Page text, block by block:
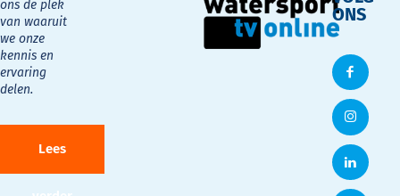
ons de plek
van waaruit
we onze
kennis en
ervaring
delen.
Lees
ONS